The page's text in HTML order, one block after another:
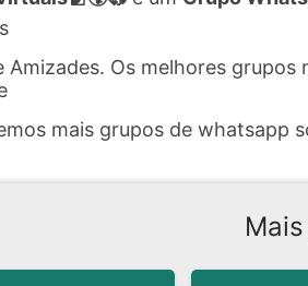
Amizades. Os melhores
mais grupos de whatsapp